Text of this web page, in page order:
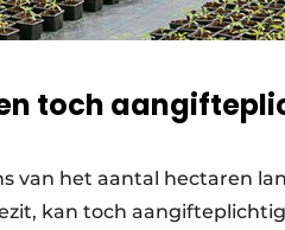
toch
van het aantal hectaren
kan toch